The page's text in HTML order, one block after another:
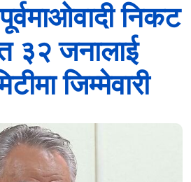
निकट
३२ जनालाई
जिम्मेवारी